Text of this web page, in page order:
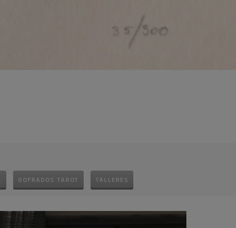
GOFRADOS TAROT TALLERES